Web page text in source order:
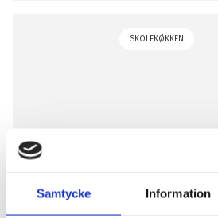
Samtycke Information
SKOLEKØKKEN